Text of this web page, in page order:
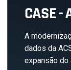
CASE -
A
dados da
expansão do